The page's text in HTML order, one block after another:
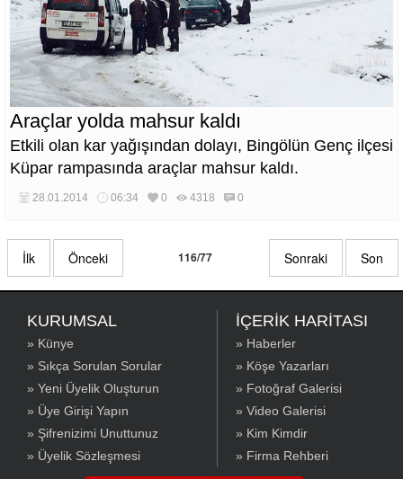
Araçlar yolda mahsur kaldı
Etkili olan kar yağışından dolayı, Bingölün Genç ilçesi
Küpar rampasında araçlar mahsur kaldı.
28.01.2014 06:34 0 4318 0
İlk Önceki 116/77 Sonraki Son
KURUMSAL
» Künye
» Sıkça Sorulan Sorular
» Yeni Üyelik Oluşturun
» Üye Girişi Yapın
» Şifrenizimi Unuttunuz
» Üyelik Sözleşmesi
İÇERİK HARİTASI
» Haberler
» Köşe Yazarları
» Fotoğraf Galerisi
» Video Galerisi
» Kim Kimdir
» Firma Rehberi